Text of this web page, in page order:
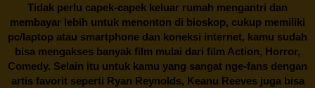
Tidak perlu capek-capek keluar rumah mengantri dan
membayar lebih untuk menonton di bioskop, cukup memiliki
pc/laptop atau smartphone dan koneksi internet, kamu sudah
bisa mengakses banyak film mulai dari film Action, Horror,
Comedy. Selain itu untuk kamu yang sangat nge-fans dengan
artis favorit seperti Ryan Reynolds, Keanu Reeves juga bisa